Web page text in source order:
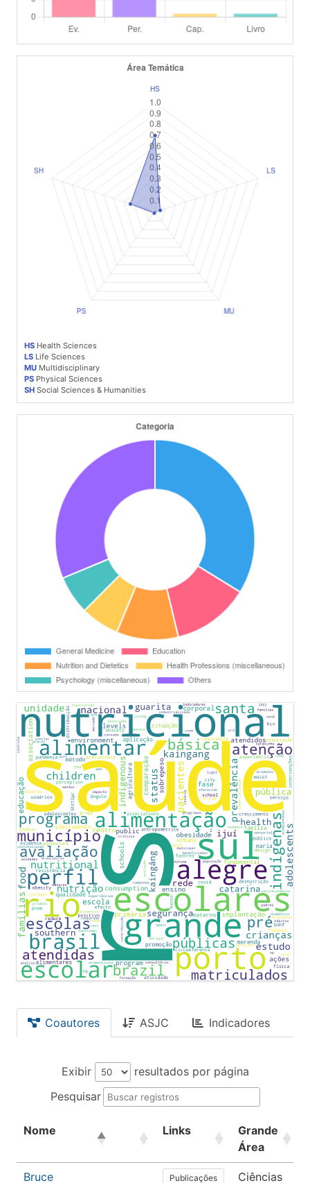
HS Health Sciences
LS Life Sciences
MU Multidisciplinary
PS Physical Sciences
SH Social Sciences & Humanities
Coautores ASJC Indicadores
Exibir
resultados por página
Pesquisar
Nome Links
Grande
Área
Bruce Publicações Ciências